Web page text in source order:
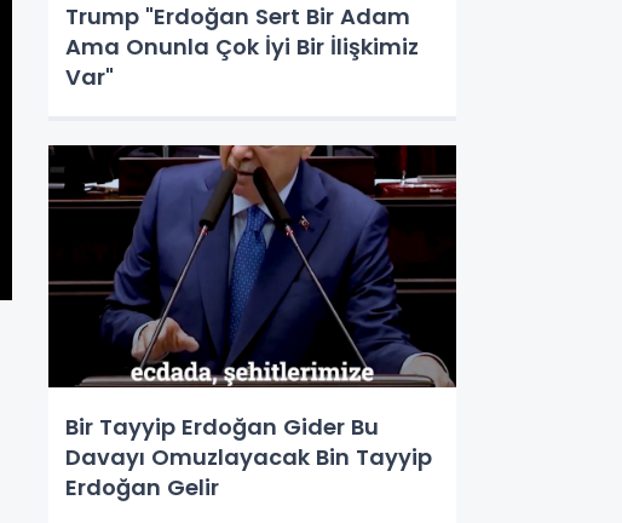
Trump "Erdoğan Sert Bir Adam
Ama Onunla Çok İyi Bir İlişkimiz
Var"
Bir Tayyip Erdoğan Gider Bu
Davayı Omuzlayacak Bin Tayyip
Erdoğan Gelir